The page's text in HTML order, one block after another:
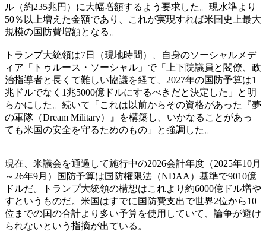
ル（約235兆円）に大幅増額するよう要求した。現水準より
50％以上増えた金額であり、これが実現すれば米国史上最大
規模の国防費増額となる。
トランプ大統領は7日（現地時間）、自身のソーシャルメデ
ィア「トゥルース・ソーシャル」で「上下院議員と閣僚、政
治指導者と長くて難しい協議を経て、2027年の国防予算は1
兆ドルでなく1兆5000億ドルにするべきだと決定した」と明
らかにした。続いて「これは以前からその資格があった『夢
の軍隊（Dream Military）』を構築し、いかなることがあっ
ても米国の安全を守るためのもの」と強調した。
現在、米議会を通過して施行中の2026会計年度（2025年10月
～26年9月）国防予算は国防権限法（NDAA）基準で9010億
ドルだ。トランプ大統領の構想はこれより約6000億ドル増や
すというものだ。米国はすでに国防費支出で世界2位から10
位までの国の合計より多い予算を使用していて、論争が避け
られないという指摘が出ている。